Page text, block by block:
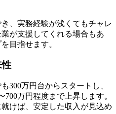
、実務経験が浅くてもチャレ
が支援してくれる場合もあ
目指せます。
性
300万円台からスタートし、
万円程度まで上昇します。
けば、安定した収入が見込め